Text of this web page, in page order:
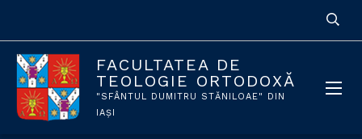
FACULTATEA DE
TEOLOGIE ORTODOXĂ
"SFÂNTUL DUMITRU STĂNILOAE" DIN
IAȘI